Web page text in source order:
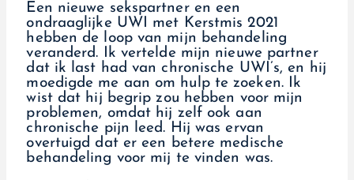
Een nieuwe sekspartner en een
ondraaglijke UWI met Kerstmis 2021
hebben de loop van mijn behandeling
veranderd. Ik vertelde mijn nieuwe partner
dat ik last had van chronische UWI’s, en hij
moedigde me aan om hulp te zoeken. Ik
wist dat hij begrip zou hebben voor mijn
problemen, omdat hij zelf ook aan
chronische pijn leed. Hij was ervan
overtuigd dat er een betere medische
behandeling voor mij te vinden was.